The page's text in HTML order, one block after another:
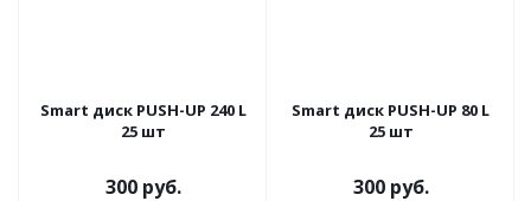
Smart диск PUSH-UP 240 L
25 шт
300 руб.
Smart диск PUSH-UP 80 L
25 шт
300 руб.